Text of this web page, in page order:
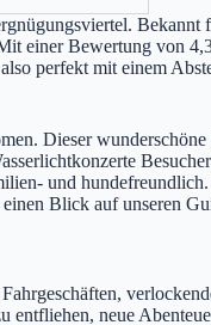
einer Bewertung von
perfekt mit einem
Dieser
und
Blick auf unseren
neue